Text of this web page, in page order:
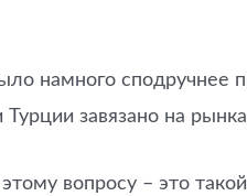
намного сподручнее
завязано на
вопросу – это